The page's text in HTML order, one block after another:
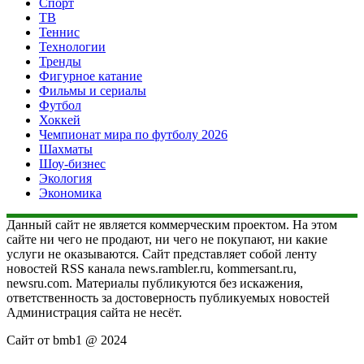
ТВ
Теннис
Технологии
Тренды
Фигурное катание
Фильмы и сериалы
Футбол
Хоккей
Чемпионат мира по футболу 2026
Шахматы
Шоу-бизнес
Экология
Экономика
Данный сайт не является коммерческим проектом. На этом
сайте ни чего не продают, ни чего не покупают, ни какие
услуги не оказываются. Сайт представляет собой ленту
новостей RSS канала news.rambler.ru, kommersant.ru,
newsru.com. Материалы публикуются без искажения,
ответственность за достоверность публикуемых новостей
Администрация сайта не несёт.
Сайт от bmb1 @ 2024